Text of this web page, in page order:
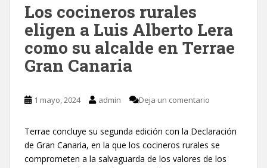
Los cocineros rurales
eligen a Luis Alberto Lera
como su alcalde en Terrae
Gran Canaria
1 mayo, 2024 admin Deja un comentario
Terrae concluye su segunda edición con la Declaración
de Gran Canaria, en la que los cocineros rurales se
comprometen a la salvaguarda de los valores de los